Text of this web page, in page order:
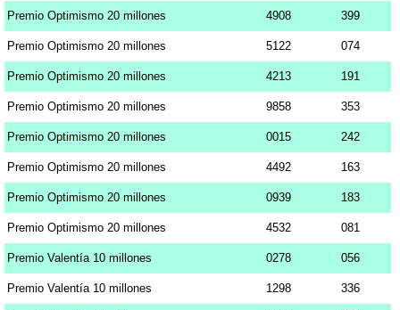
Premio Optimismo 20 millones 4908 399
Premio Optimismo 20 millones 5122 074
Premio Optimismo 20 millones 4213 191
Premio Optimismo 20 millones 9858 353
Premio Optimismo 20 millones 0015 242
Premio Optimismo 20 millones 4492 163
Premio Optimismo 20 millones 0939 183
Premio Optimismo 20 millones 4532 081
Premio Valentía 10 millones 0278 056
Premio Valentía 10 millones 1298 336